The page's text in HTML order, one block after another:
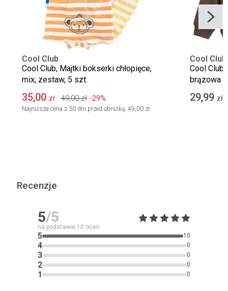
Cool Club
Cool Club, Majtki bokserki chłopięce,
mix, zestaw, 5 szt.
35,00 zł 49,00 zł -29%
Najniższa cena z 30 dni przed obniżką: 49,00 zł
Cool Club
Cool Club,
brązowa
29,99 zł
Recenzje
5/5
na podstawie 10 ocen
5 10
4 0
3 0
2 0
1 0